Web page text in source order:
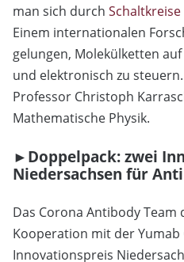
man sich durch
Einem internationalen
gelungen, Molekülketten
und elektronisch zu
Professor Christoph
Mathematische Physik.
►Doppelpack: zwei
Niedersachsen für
Das Corona Antibody Team
Kooperation mit der Yumab
Innovationspreis